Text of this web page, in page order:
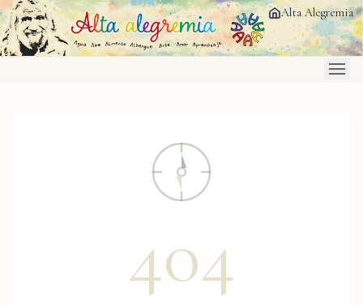
Saltar al contenido principal Alta Alegremia
404